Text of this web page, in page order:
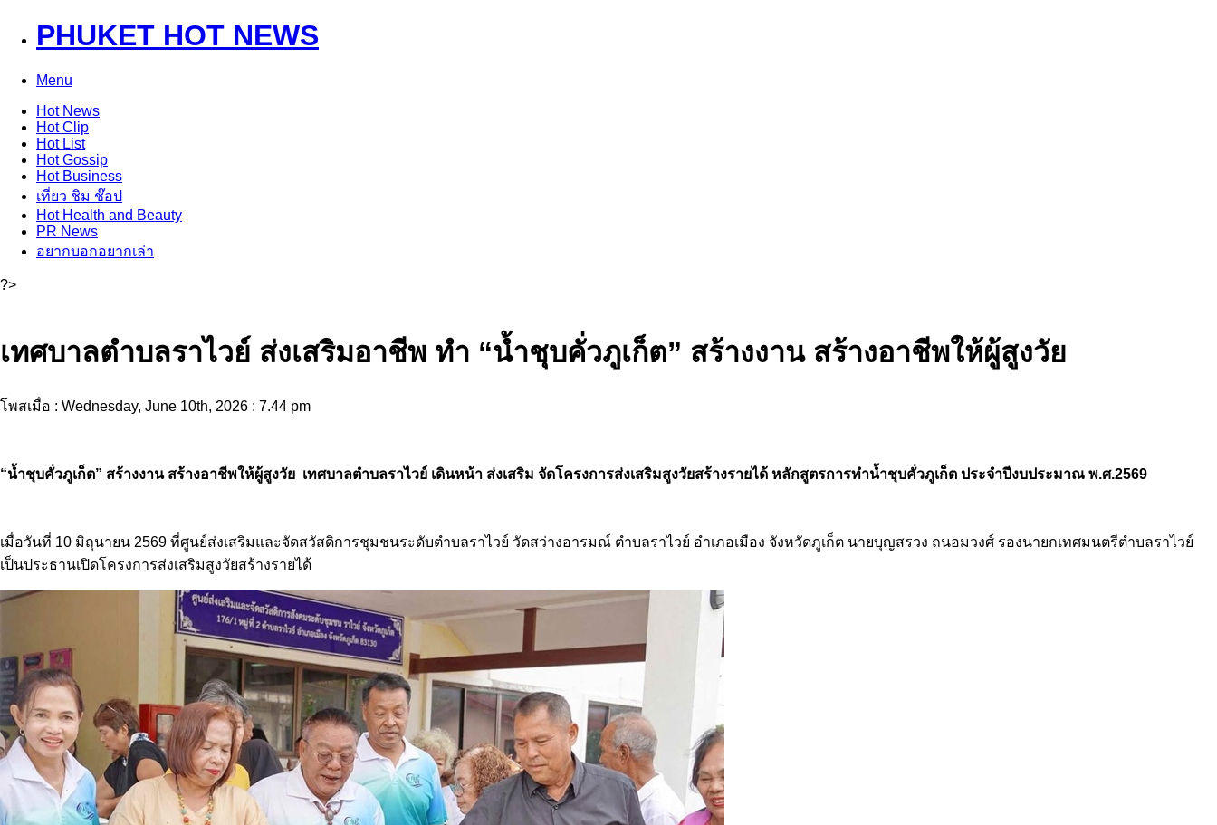
PHUKET HOT NEWS
Menu
HotNews
HotClip
HotList
HotGossip
HotBusiness
เที่ยว ชิม ช๊อป
HotHealth and Beauty
PR News
อยากบอกอยากเล่า
?>
เทศบาลตำบลราไวย์ ส่งเสริมอาชีพ ทำ “น้ำชุบคั่วภูเก็ต” สร้างงาน สร้างอาชีพให้ผู้สูงวัย
โพสเมื่อ : Wednesday, June 10th, 2026 : 7.44 pm
“น้ำชุบคั่วภูเก็ต” สร้างงาน สร้างอาชีพให้ผู้สูงวัย เทศบาลตำบลราไวย์ เดินหน้า ส่งเสริม จัดโครงการส่งเสริมสูงวัยสร้างรายได้ หลักสูตรการทำน้ำชุบคั่วภูเก็ต ประจำปีงบประมาณ พ.ศ.2569
เมื่อวันที่ 10 มิถุนายน 2569 ที่ศูนย์ส่งเสริมและจัดสวัสดิการชุมชนระดับตำบลราไวย์ วัดสว่างอารมณ์ ตำบลราไวย์ อำเภอเมือง จังหวัดภูเก็ต นายบุญสรวง ถนอมวงศ์ รองนายกเทศมนตรีตำบลราไวย์
เป็นประธานเปิดโครงการส่งเสริมสูงวัยสร้างรายได้